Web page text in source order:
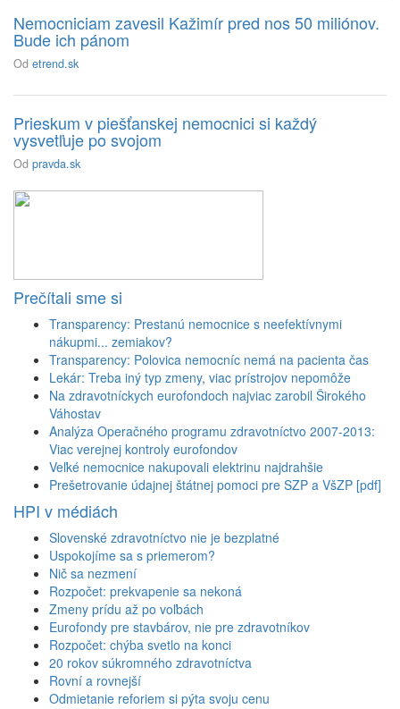
Nemocniciam zavesil Kažimír pred nos 50 miliónov.
Bude ich pánom
Od etrend.sk
Prieskum v piešťanskej nemocnici si každý
vysvetľuje po svojom
Od pravda.sk
Prečítali sme si
Transparency: Prestanú nemocnice s neefektívnymi
nákupmi... zemiakov?
Transparency: Polovica nemocníc nemá na pacienta čas
Lekár: Treba iný typ zmeny, viac prístrojov nepomôže
Na zdravotníckych eurofondoch najviac zarobil Širokého
Váhostav
Analýza Operačného programu zdravotníctvo 2007-2013:
Viac verejnej kontroly eurofondov
Veľké nemocnice nakupovali elektrinu najdrahšie
Prešetrovanie údajnej štátnej pomoci pre SZP a VšZP [pdf]
HPI v médiách
Slovenské zdravotníctvo nie je bezplatné
Uspokojíme sa s priemerom?
Nič sa nezmení
Rozpočet: prekvapenie sa nekoná
Zmeny prídu až po voľbách
Eurofondy pre stavbárov, nie pre zdravotníkov
Rozpočet: chýba svetlo na konci
20 rokov súkromného zdravotníctva
Rovní a rovnejší
Odmietanie reforiem si pýta svoju cenu